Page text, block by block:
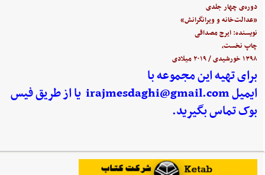
دوره‌ی چهار جلدی
«عدالت‌خانه و ویرانگرانش»
نویسنده: ایرج مصداقی
چاپ نخست،
۱۳۹۸ خورشیدی / ۲۰۱۹ میلادی
برای تهیه این مجموعه با
ایمیلirajmesdaghi@gmail.com یا از طریق فیس
بوک تماس بگیرید.